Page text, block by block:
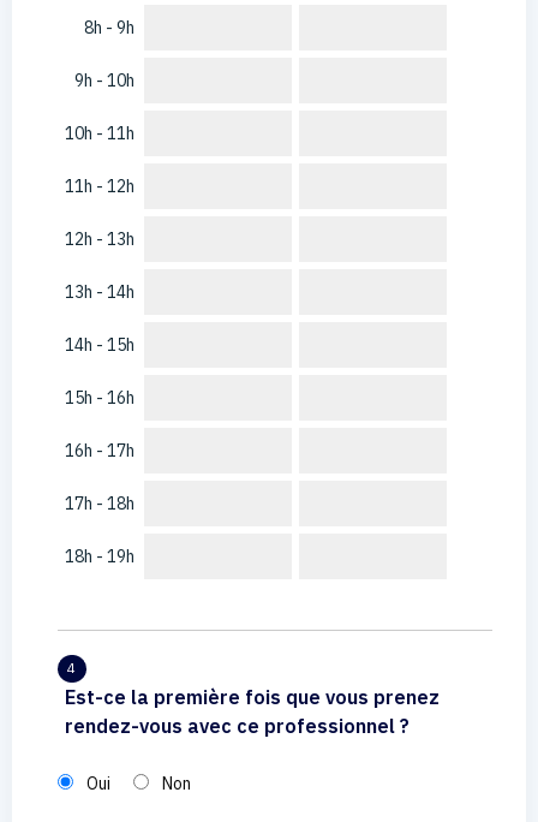
8h - 9h
9h - 10h
10h - 11h
11h - 12h
12h - 13h
13h - 14h
14h - 15h
15h - 16h
16h - 17h
17h - 18h
18h - 19h
4
Est-ce la première fois que vous prenez
rendez-vous avec ce professionnel ?
Oui Non